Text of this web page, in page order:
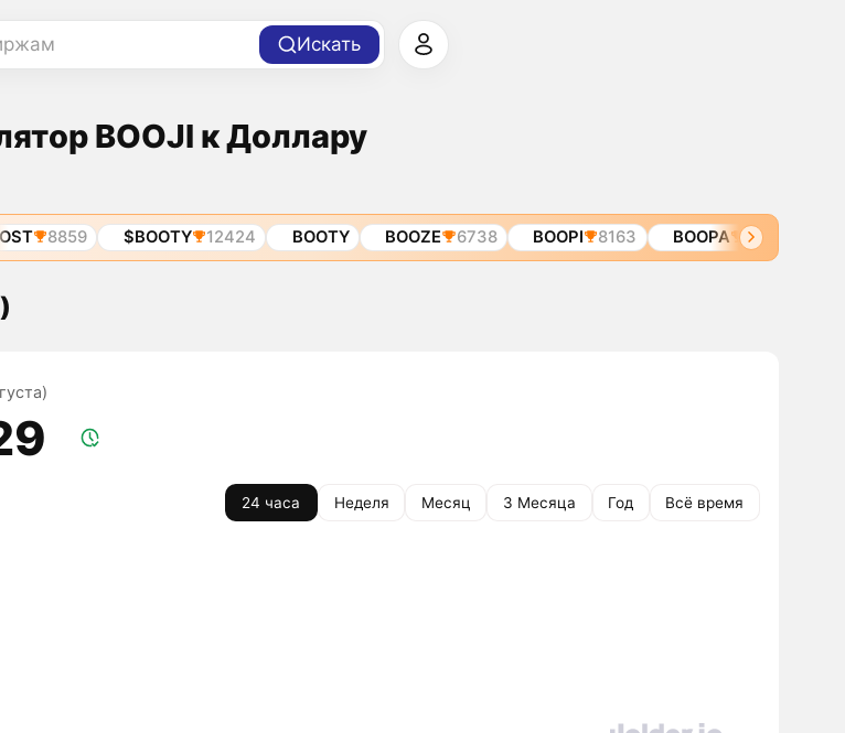
Искать
BOOJI к Доллару
8859 $BOOTY 12424 BOOTY BOOZE 6738 BOOPI 8163 BOOPA 8698
24 часа Неделя Месяц 3 Месяца Год Всё время